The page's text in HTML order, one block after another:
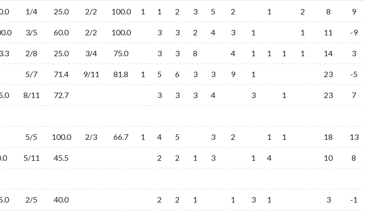
1/4 25.0 2/2 100.0 1 1 2 3 5 2 1 2 8 9
3/5 60.0 2/2 100.0 3 3 2 4 3 1 1 11 -9
2/8 25.0 3/4 75.0 3 3 8 4 1 1 1 1 14 3
5/7 71.4 9/11 81.8 1 5 6 3 3 9 1 23 -5
8/11 72.7 3 3 3 4 3 1 23 7
5/5 100.0 2/3 66.7 1 4 5 3 2 1 1 18 13
5/11 45.5 2 2 1 3 1 4 10 8
2/5 40.0 2 2 1 1 3 1 3 -1